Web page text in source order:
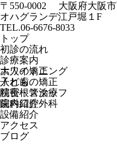
〒550-0002
大阪府大阪
オハグランデ江戸堀１F
TEL.06-6676-8033
トップ
初診の流れ
診療案内
ホワイトニング
入れ歯
精密根管治療
歯科口腔外科
大人の矯正
子どもの矯正
院長・スタッフ
院内紹介
設備紹介
アクセス
ブログ